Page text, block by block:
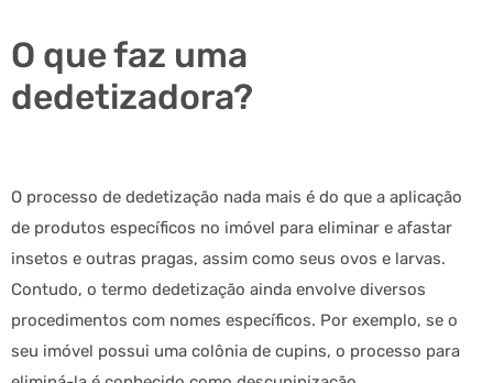
O que faz uma
dedetizadora?
O processo de dedetização nada mais é do que a aplicação
de produtos específicos no imóvel para eliminar e afastar
insetos e outras pragas, assim como seus ovos e larvas.
Contudo, o termo dedetização ainda envolve diversos
procedimentos com nomes específicos. Por exemplo, se o
seu imóvel possui uma colônia de cupins, o processo para